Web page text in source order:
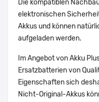
Die kompatiblen
elektronischen
Akkus und können
aufgeladen werden.
Im Angebot von Akku
Ersatzbatterien von
Eigenschaften sich
Nicht-Original-Akkus